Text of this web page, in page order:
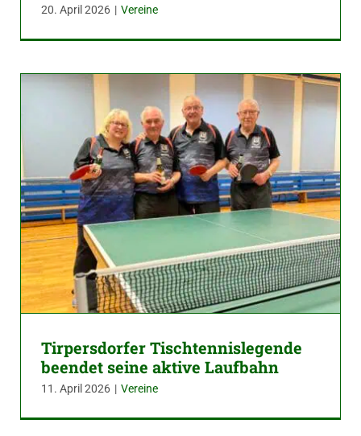
20. April 2026 | Vereine
Tirpersdorfer Tischtennislegende
beendet seine aktive Laufbahn
11. April 2026 | Vereine